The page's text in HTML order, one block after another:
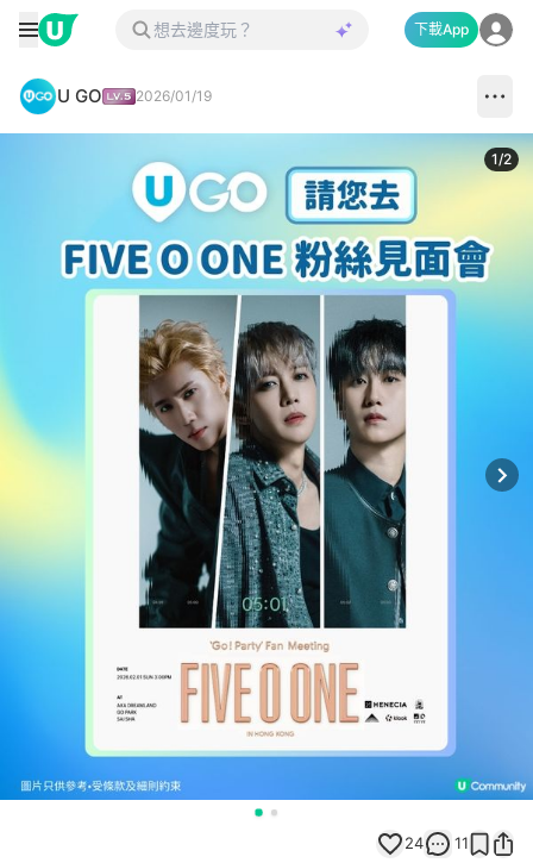
下載App
U GO 2026/01/19
1/2
24 11